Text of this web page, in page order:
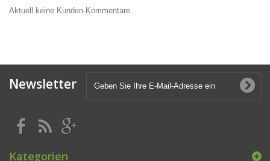
Aktuell keine Kunden-Kommentare
Newsletter
Kategorien